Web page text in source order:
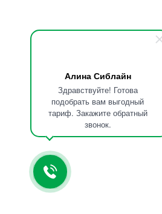
Алина Сиблайн
Здравствуйте! Готова
подобрать вам выгодный
тариф. Закажите обратный
звонок.